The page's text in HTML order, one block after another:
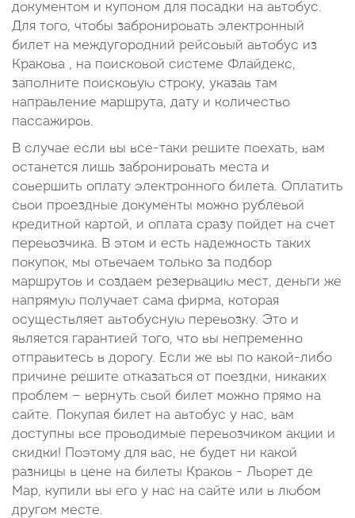
документом и купоном для посадки на автобус.
Для того, чтобы забронировать электронный
билет на междугородний рейсовый автобус из
Кракова , на поисковой системе Флайдекс,
заполните поисковую строку, указав там
направление маршрута, дату и количество
пассажиров.
В случае если вы все-таки решите поехать, вам
останется лишь забронировать места и
совершить оплату электронного билета. Оплатить
свои проездные документы можно рублевой
кредитной картой, и оплата сразу пойдет на счет
перевозчика. В этом и есть надежность таких
покупок, мы отвечаем только за подбор
маршрутов и создаем резервацию мест, деньги же
напрямую получает сама фирма, которая
осуществляет автобусную перевозку. Это и
является гарантией того, что вы непременно
отправитесь в дорогу. Если же вы по какой-либо
причине решите отказаться от поездки, никаких
проблем — вернуть свой билет можно прямо на
сайте. Покупая билет на автобус у нас, вам
доступны все проводимые перевозчиком акции и
скидки! Поэтому для вас, не будет ни какой
разницы в цене на билеты Краков - Льорет де
Мар, купили вы его у нас на сайте или в любом
другом месте.